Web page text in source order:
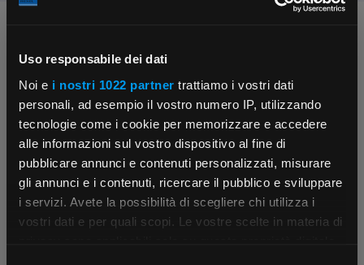
Uso responsabile dei dati
Noi e i nostri 1022 partner trattiamo i vostri dati
personali, ad esempio il vostro numero IP, utilizzando
tecnologie come i cookie per memorizzare e accedere
alle informazioni sul vostro dispositivo al fine di
pubblicare annunci e contenuti personalizzati, misurare
gli annunci e i contenuti, ricercare il pubblico e sviluppare
i servizi. Avete la possibilità di scegliere chi utilizza i
vostri dati e per quali scopi. Le vostre scelte in materia di
×
Contattaci
Parla con il customer care dedicato
Fissa una consulenza
Ti affiancheremo passo dopo passo